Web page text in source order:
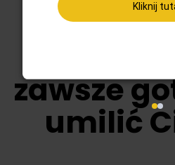
Nasza
zawsze
umilić
Kliknij